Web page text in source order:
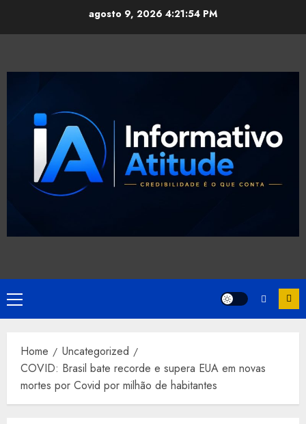
agosto 9, 2026 4:21:55 PM
Primary
Menu
Home
Uncategorized
COVID: Brasil bate recorde e supera EUA em novas
mortes por Covid por milhão de habitantes